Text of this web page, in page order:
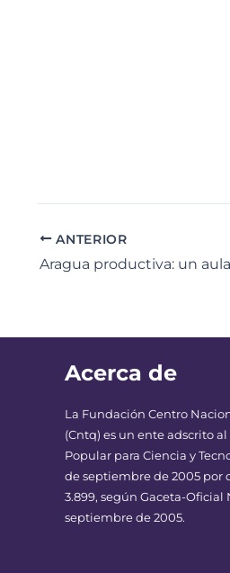
ANTERIOR
Aragua productiva: un
Acerca de
La Fundación Centro
(Cntq) es un ente adscrito
Popular para Ciencia y
de septiembre de 2005 por
3.899, según Gaceta-Oficial
septiembre de 2005.